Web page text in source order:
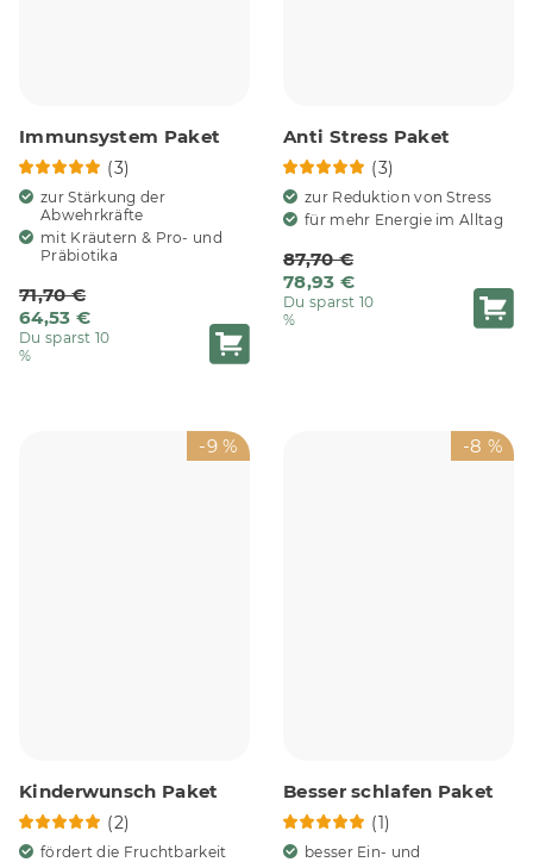
Immunsystem Paket
(3)
zur Stärkung der
Abwehrkräfte
mit Kräutern & Pro- und
Präbiotika
71,70 €
64,53 €
Du sparst 10
%
Anti Stress Paket
(3)
zur Reduktion von Stress
für mehr Energie im Alltag
87,70 €
78,93 €
Du sparst 10
%
-9 %
Kinderwunsch Paket
(2)
fördert die Fruchtbarkeit
-8 %
Besser schlafen Paket
(1)
besser Ein- und